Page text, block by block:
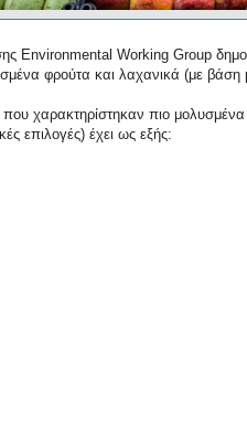
Environmental Working Group
φρούτα και λαχανικά (με βάση
που χαρακτηρίστηκαν πιο
επιλογές) έχει ως εξής: